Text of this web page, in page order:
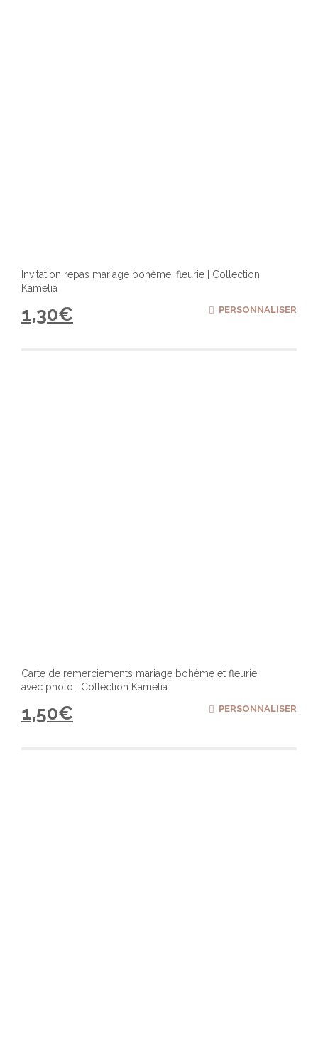
Invitation repas mariage bohème, fleurie | Collection
Kamélia
1,30€ PERSONNALISER
Carte de remerciements mariage bohème et fleurie
avec photo | Collection Kamélia
1,50€ PERSONNALISER